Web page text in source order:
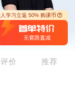
新人学习立返
评价 推荐